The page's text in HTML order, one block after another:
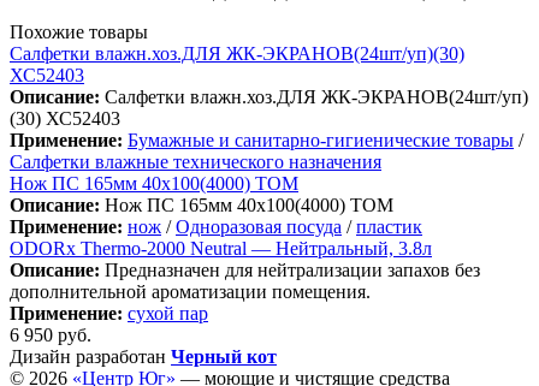
Похожие товары
Салфетки влажн.хоз.ДЛЯ ЖК-ЭКРАНОВ(24шт/уп)(30)
ХС52403
Описание: Салфетки влажн.хоз.ДЛЯ ЖК-ЭКРАНОВ(24шт/уп)
(30) ХС52403
Применение: Бумажные и санитарно-гигиенические товары /
Салфетки влажные технического назначения
Нож ПС 165мм 40х100(4000) ТОМ
Описание: Нож ПС 165мм 40х100(4000) ТОМ
Применение: нож /Одноразовая посуда /пластик
ODORx Thermo-2000 Neutral — Нейтральный, 3.8л
Описание: Предназначен для нейтрализации запахов без
дополнительной ароматизации помещения.
Применение: сухой пар
6 950 руб.
Дизайн разработан Черный кот
© 2026 «Центр Юг» — моющие и чистящие средства